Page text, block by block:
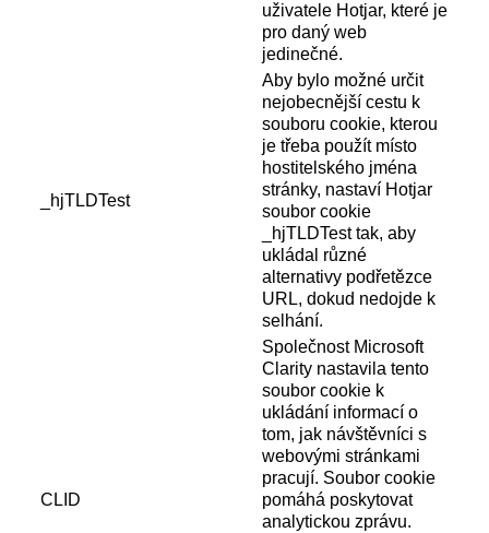
uživatele Hotjar, které je
pro daný web
jedinečné.
_hjTLDTest
Aby bylo možné určit
nejobecnější cestu k
souboru cookie, kterou
je třeba použít místo
hostitelského jména
stránky, nastaví Hotjar
soubor cookie
_hjTLDTest tak, aby
ukládal různé
alternativy podřetězce
URL, dokud nedojde k
selhání.
CLID
Společnost Microsoft
Clarity nastavila tento
soubor cookie k
ukládání informací o
tom, jak návštěvníci s
webovými stránkami
pracují. Soubor cookie
pomáhá poskytovat
analytickou zprávu.